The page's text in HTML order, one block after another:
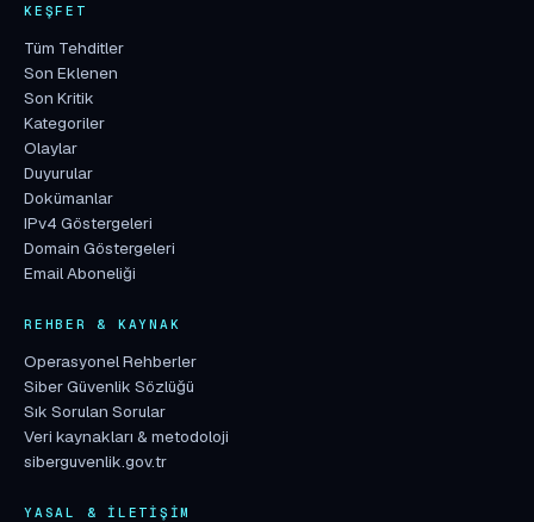
KEŞFET
Tüm Tehditler
Son Eklenen
Son Kritik
Kategoriler
Olaylar
Duyurular
Dokümanlar
IPv4 Göstergeleri
Domain Göstergeleri
Email Aboneliği
REHBER & KAYNAK
Operasyonel Rehberler
Siber Güvenlik Sözlüğü
Sık Sorulan Sorular
Veri kaynakları & metodoloji
siberguvenlik.gov.tr
YASAL & İLETIŞIM